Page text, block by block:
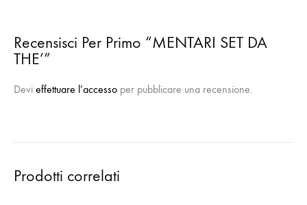
Recensisci Per Primo “MENTARI SET DA
THE’”
Devi effettuare l’accesso per pubblicare una recensione.
Prodotti correlati